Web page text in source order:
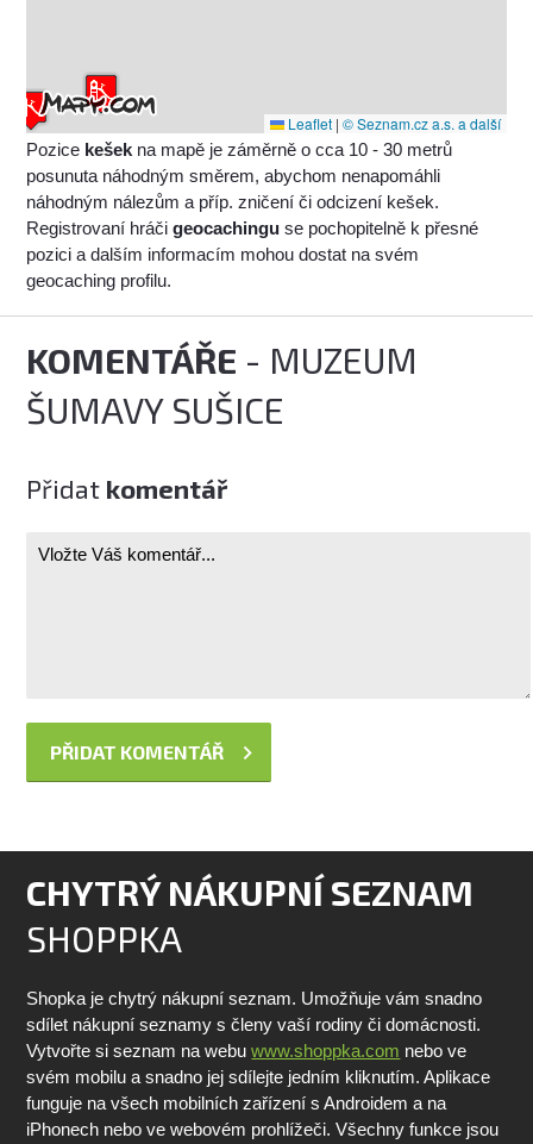
Leaflet | © Seznam.cz a.s. a další
Pozice kešek na mapě je záměrně o cca 10 - 30 metrů
posunuta náhodným směrem, abychom nenapomáhli
náhodným nálezům a příp. zničení či odcizení kešek.
Registrovaní hráčigeocachingu se pochopitelně k přesné
pozici a dalším informacím mohou dostat na svém
geocaching profilu.
KOMENTÁŘE - MUZEUM
ŠUMAVY SUŠICE
Přidat komentář
CHYTRÝ NÁKUPNÍ SEZNAM
SHOPPKA
Shopka je chytrý nákupní seznam. Umožňuje vám snadno
sdílet nákupní seznamy s členy vaší rodiny či domácnosti.
Vytvořte si seznam na webuwww.shoppka.com nebo ve
svém mobilu a snadno jej sdílejte jedním kliknutím. Aplikace
funguje na všech mobilních zařízení s Androidem a na
iPhonech nebo ve webovém prohlížeči. Všechny funkce jsou